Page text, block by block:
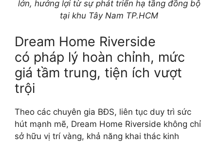
lớn, hưởng lợi từ sự phát triển hạ tầng đồng bộ
tại khu Tây Nam TP.HCM
Dream Home Riverside
có pháp lý hoàn chỉnh, mức
giá tầm trung, tiện ích vượt
trội
Theo các chuyên gia BĐS, liên tục duy trì sức
hút mạnh mẽ, Dream Home Riverside không chỉ
sở hữu vị trí vàng, khả năng khai thác kinh